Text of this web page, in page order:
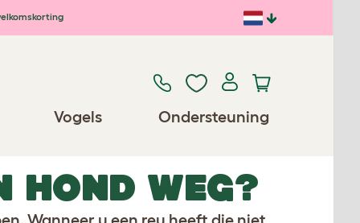
Vogels Ondersteuning
HOND WEG?